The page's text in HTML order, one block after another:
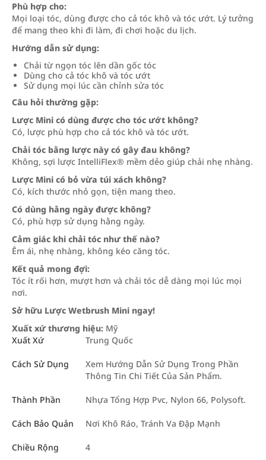
Phù hợp cho:
Mọi loại tóc, dùng được cho cả tóc khô và tóc ướt. Lý tưởng
để mang theo khi đi làm, đi chơi hoặc du lịch.
Hướng dẫn sử dụng:
Chải từ ngọn tóc lên dần gốc tóc
Dùng cho cả tóc khô và tóc ướt
Sử dụng mọi lúc cần chỉnh sửa tóc
Câu hỏi thường gặp:
Lược Mini có dùng được cho tóc ướt không?
Có, lược phù hợp cho cả tóc khô và tóc ướt.
Chải tóc bằng lược này có gây đau không?
Không, sợi lược IntelliFlex® mềm dẻo giúp chải nhẹ nhàng.
Lược Mini có bỏ vừa túi xách không?
Có, kích thước nhỏ gọn, tiện mang theo.
Có dùng hằng ngày được không?
Có, phù hợp sử dụng hằng ngày.
Cảm giác khi chải tóc như thế nào?
Êm ái, nhẹ nhàng, không kéo căng tóc.
Kết quả mong đợi:
Tóc ít rối hơn, mượt hơn và chải tóc dễ dàng mọi lúc mọi
nơi.
Sở hữu Lược Wetbrush Mini ngay!
Xuất xứ thương hiệu: Mỹ
Xuất Xứ
Trung Quốc
Cách Sử Dụng
Xem Hướng Dẫn Sử Dụng Trong Phần
Thông Tin Chi Tiết Của Sản Phẩm.
Thành Phần Nhựa Tổng Hợp Pvc, Nylon 66, Polysoft.
Cách Bảo Quản Nơi Khô Ráo, Tránh Va Đập Mạnh
Chiều Rộng 4